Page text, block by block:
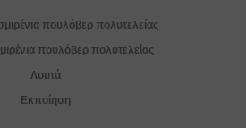
πουλόβερ πολυτελείας
πουλόβερ πολυτελείας
Λοιπά
Εκποίηση